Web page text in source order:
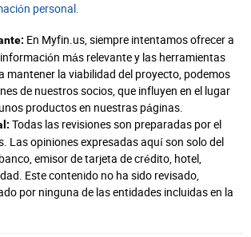
personal.
En Myfin.us, siempre intentamos ofrecer a
más relevante y las herramientas
mantener la viabilidad del proyecto, podemos
de nuestros socios, que influyen en el lugar
productos en nuestras páginas.
Todas las revisiones son preparadas por el
Las opiniones expresadas aquí son solo del
emisor de tarjeta de crédito, hotel,
Este contenido no ha sido revisado,
por ninguna de las entidades incluidas en la